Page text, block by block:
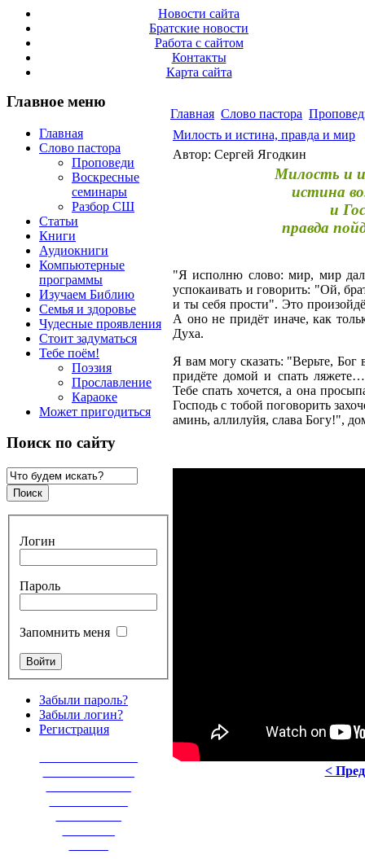
Новости сайта
Братские новости
Работа с сайтом
Контакты
Карта сайта
Главное меню
Главная
Слово пастора
Проповеди
Воскресные
семинары
Разбор СШ
Статьи
Книги
Аудиокниги
Компьютерные
программы
Изучаем Библию
Семья и здоровье
Чудесные проявления
Стоит задуматься
Тебе поём!
Поэзия
Прославление
Караоке
Может пригодиться
Поиск по сайту
Логин
Пароль
Запомнить меня
Забыли пароль?
Забыли логин?
Регистрация
Главная Слово пастора
Милость и истина, правда и мир
Автор: Сергей Ягодкин
Милость и
истина
и
правда
"Я исполню слово: мир, мир
успокаивать и говорить: "Ой,
и ты себя прости". Это
А оно не придёт иначе, как
Духа.
Я вам могу сказать: "Верьте, Бог
придёте домой и спать
Тебе спать хочется, а она
Господь с тобой поговорить
аминь, аллилуйя, слава Богу!",
<